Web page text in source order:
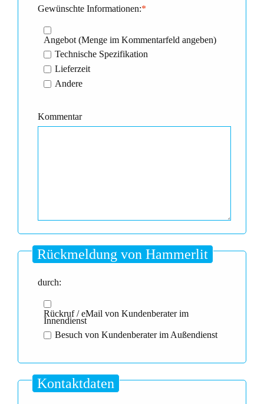
*
Gewünschte Informationen:
Angebot (Menge im Kommentarfeld angeben)
Technische Spezifikation
Lieferzeit
Andere
Kommentar
Rückmeldung von Hammerlit
durch:
Rückruf / eMail von Kundenberater im
Innendienst
Besuch von Kundenberater im Außendienst
Kontaktdaten